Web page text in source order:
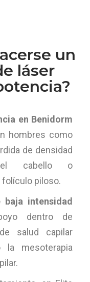
un
láser
en Benidorm
hombres como
de densidad
cabello o
piloso.
intensidad
dentro de
salud capilar
mesoterapia